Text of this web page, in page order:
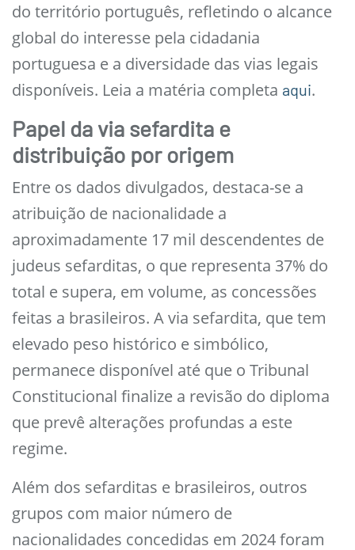
do território português, refletindo o alcance
global do interesse pela cidadania
portuguesa e a diversidade das vias legais
disponíveis. Leia a matéria completa aqui.
Papel da via sefardita e
distribuição por origem
Entre os dados divulgados, destaca-se a
atribuição de nacionalidade a
aproximadamente 17 mil descendentes de
judeus sefarditas, o que representa 37% do
total e supera, em volume, as concessões
feitas a brasileiros. A via sefardita, que tem
elevado peso histórico e simbólico,
permanece disponível até que o Tribunal
Constitucional finalize a revisão do diploma
que prevê alterações profundas a este
regime.
Além dos sefarditas e brasileiros, outros
grupos com maior número de
nacionalidades concedidas em 2024 foram